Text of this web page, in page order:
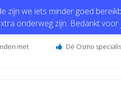
zijn we iets minder goed
onderweg zijn. Bedankt voor
met
Dé Osmo